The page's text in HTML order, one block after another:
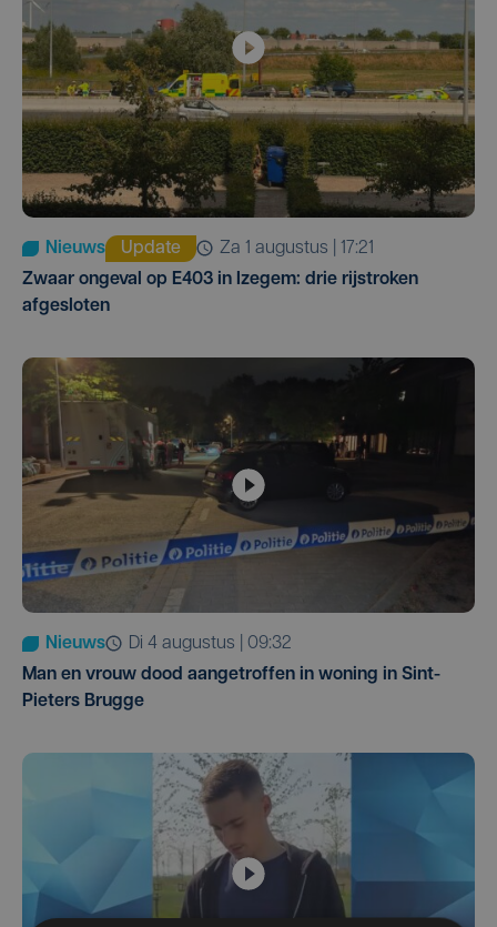
Nieuws Update
za 1 augustus | 17:21
Zwaar ongeval op E403 in Izegem: drie rijstroken
afgesloten
Nieuws
di 4 augustus | 09:32
Man en vrouw dood aangetroffen in woning in Sint-
Pieters Brugge